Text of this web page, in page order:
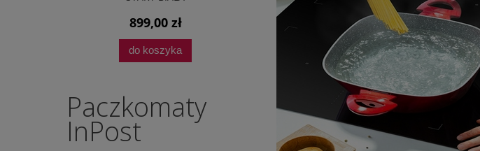
1 855,54 zł 2 198,99 zł
do koszyka
Paczkomaty
InPost